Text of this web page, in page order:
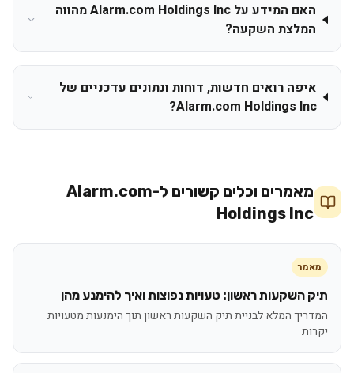
האם המידע על Alarm.com Holdings Inc מהווה
המלצת השקעה?
איפה רואים חדשות, דוחות ונתונים עדכניים של
Alarm.com Holdings Inc?
מאמרים וכלים קשורים ל-Alarm.com
Holdings Inc
מאמר
תיק השקעות ראשון: טעויות נפוצות ואיך להימנע מהן
המדריך המלא לבניית תיק השקעות ראשון תוך הימנעות מטעויות
יקרות